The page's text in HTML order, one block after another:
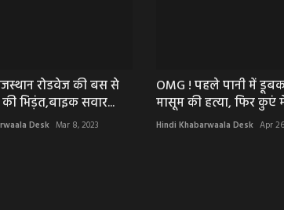
रोडवेज की बस से
भिड़ंत,बाइक सवार...
Desk Mar 8, 2023
OMG ! पहले पानी में
मासूम की हत्या, फिर कुएं
Hindi Khabarwaala Desk Apr